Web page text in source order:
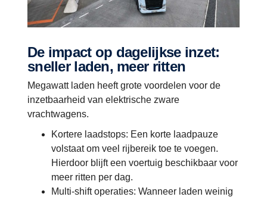
De impact op dagelijkse inzet:
sneller laden, meer ritten
Megawatt laden heeft grote voordelen voor de
inzetbaarheid van elektrische zware
vrachtwagens.
Kortere laadstops: Een korte laadpauze
volstaat om veel rijbereik toe te voegen.
Hierdoor blijft een voertuig beschikbaar voor
meer ritten per dag.
Multi-shift operaties: Wanneer laden weinig